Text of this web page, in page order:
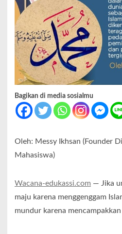
Bagikan di media sosialmu
Oleh: Messy Ikhsan (Founder
Mahasiswa)
Wacana-edukassi.com — Jika
maju karena menggenggam
mundur karena mencampakkan